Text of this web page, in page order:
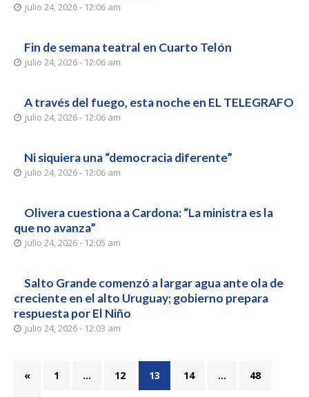
julio 24, 2026 - 12:06 am
Fin de semana teatral en Cuarto Telón
julio 24, 2026 - 12:06 am
A través del fuego, esta noche en EL TELEGRAFO
julio 24, 2026 - 12:06 am
Ni siquiera una “democracia diferente”
julio 24, 2026 - 12:06 am
Olivera cuestiona a Cardona: “La ministra es la
que no avanza”
julio 24, 2026 - 12:05 am
Salto Grande comenzó a largar agua ante ola de
creciente en el alto Uruguay; gobierno prepara
respuesta por El Niño
julio 24, 2026 - 12:03 am
« 1 … 12 13 14 … 48